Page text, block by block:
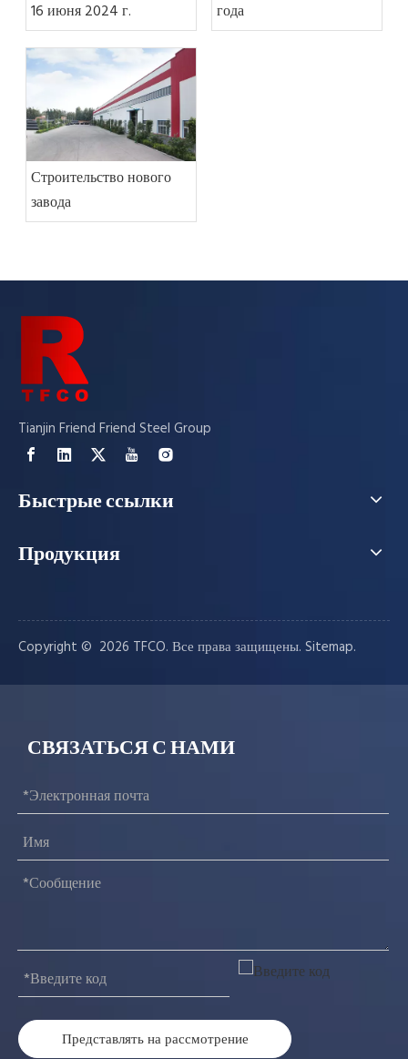
16 июня 2024 г.
года
Строительство нового
завода
Tianjin Friend Friend Steel Group
Быстрые ссылки
Продукция
Copyright © ️ 2026 TFCO. Все права защищены. Sitemap.
СВЯЗАТЬСЯ С НАМИ
Представлять на рассмотрение